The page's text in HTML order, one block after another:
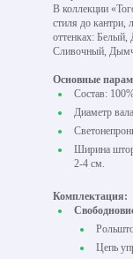
В коллекции
стиля до кантри,
оттенках:
Сливочный,
Основные
Состав:
Диаметр
Ширина
2-4 см.
Комплектация:
Цепь